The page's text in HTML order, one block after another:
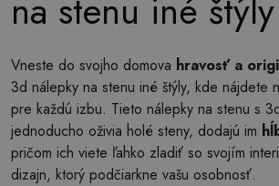
na stenu iné štýly
Vneste do svojho domova hravosť a
3d nálepky na stenu iné štýly, kde nájdete
pre každú izbu. Tieto nálepky na stenu s
jednoducho oživia holé steny, dodajú im
pričom ich viete ľahko zladiť so svojím
dizajn, ktorý podčiarkne vašu osobnosť.